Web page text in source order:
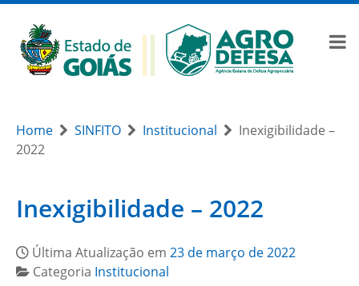
Home SINFITO Institucional
Inexigibilidade –
2022
Inexigibilidade – 2022
Última Atualização em 23 de março de 2022
Categoria Institucional